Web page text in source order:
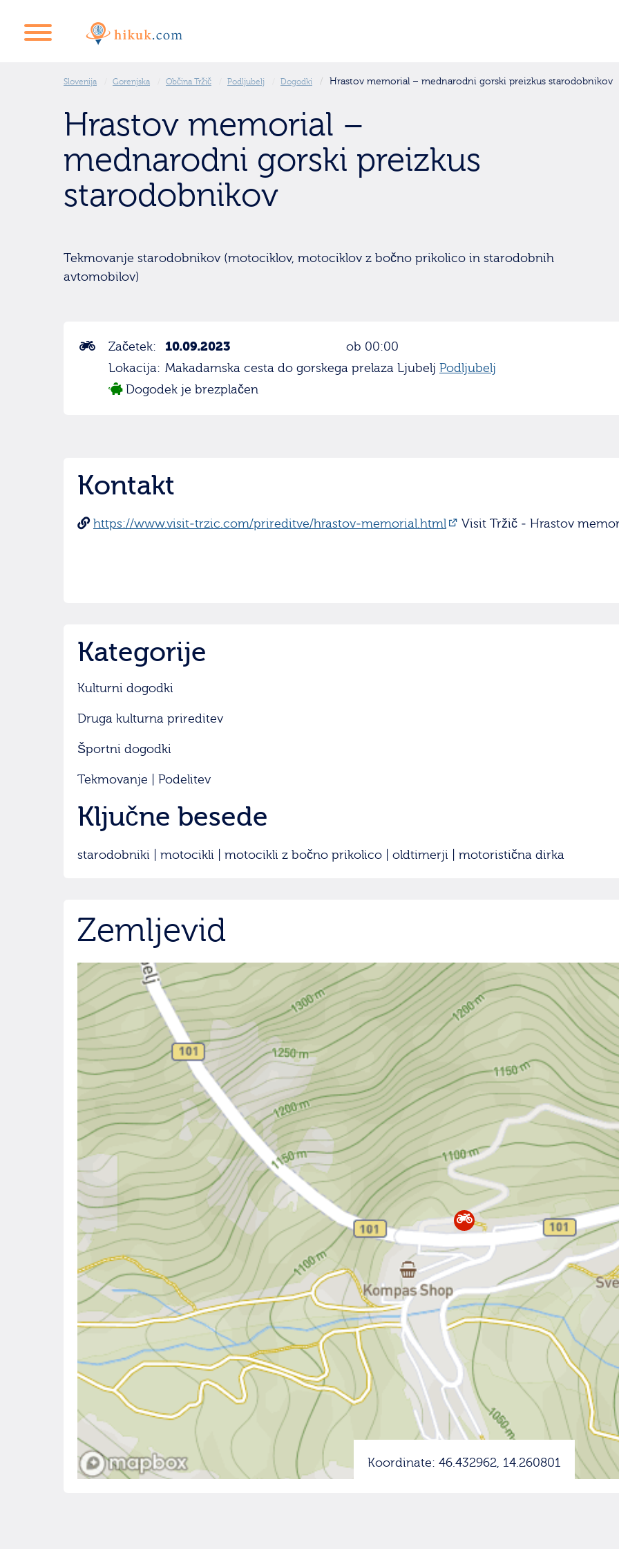
Slovenija Gorenjska Občina Tržič Podljubelj Dogodki Hrastov memorial – mednarodni gorski preizkus starodobnikov
Hrastov memorial –
mednarodni gorski preizkus
starodobnikov
Tekmovanje starodobnikov (motociklov, motociklov z bočno prikolico in starodobnih
avtomobilov)
Začetek: 10.09.2023
ob 00:00
Lokacija: Makadamska cesta do gorskega prelaza Ljubelj Podljubelj
Dogodek je brezplačen
Kontakt
https://www.visit-trzic.com/prireditve/hrastov-memorial.html Visit Tržič - Hrastov
Kategorije
Kulturni dogodki
Druga kulturna prireditev
Športni dogodki
Tekmovanje | Podelitev
Ključne besede
starodobniki | motocikli | motocikli z bočno prikolico | oldtimerji | motoristična dirka
Zemljevid
Koordinate: 46.432962, 14.260801